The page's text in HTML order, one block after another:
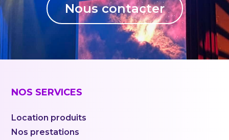
Nous contacter
NOS SERVICES
Location produits
Nos prestations